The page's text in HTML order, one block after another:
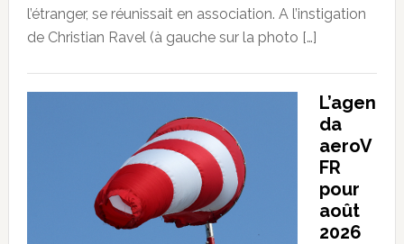
l’étranger, se réunissait en association. A l’instigation
de Christian Ravel (à gauche sur la photo […]
L’agen
da
aeroV
FR
pour
août
2026